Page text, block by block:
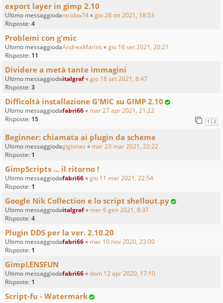
export layer in gimp 2.10
Ultimo messaggiodanicolov74«gio 28 ott 2021, 18:53
Risposte:4
Problemi con g'mic
Ultimo messaggiodaAndreaMarins «gio 16 set 2021, 20:21
Risposte: 11
Dividere a metà tante immagini
Ultimo messaggiodaitalgraf«gio 16 set 2021, 8:47
Risposte:3
Difficoltà installazione G'MIC su GIMP 2.10
Ultimo messaggiodafabri66« mar 27 apr 2021, 21:22
Risposte: 15 1 2
Beginner: chiamata ai plugin da scheme
Ultimo messaggiodagigionaz « mar 23 mar 2021, 22:22
Risposte: 1
GimpScripts ... il ritorno !
Ultimo messaggiodafabri66«gio 11 mar 2021, 22:54
Risposte: 1
Google Nik Collection e lo script shellout.py
Ultimo messaggiodaitalgraf« mer 6 gen 2021, 8:37
Risposte:4
Plugin DDS per la ver. 2.10.20
Ultimo messaggiodafabri66« mar 10 nov 2020, 23:00
Risposte: 1
GimpLENSFUN
Ultimo messaggiodafabri66«dom 12 apr 2020, 17:10
Risposte: 1
Script-fu - Watermark